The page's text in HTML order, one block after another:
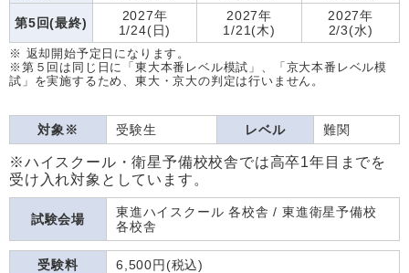
第5回(最終)
2027年
1/24(日)
2027年
1/21(木)
2027年
2/3(水)
※ 返却開始予定日になります。
※第５回は同じ日に「東大本番レベル模試」、「京大本番レベル模
試」を実施するため、東大・京大の判定は行いません。
対象※ 受験生 レベル 難関
※ハイスクール・衛星予備校校舎では高卒1年目までを
受け入れ対象としています。
試験会場
東進ハイスクール 各校舎 / 東進衛星予備校
各校舎
受験料 6,500円(税込)